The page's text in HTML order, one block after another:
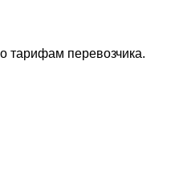
тарифам перевозчика.